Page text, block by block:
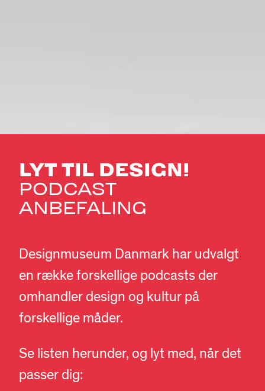
LYT TIL DESIGN!
PODCAST
ANBEFALING
Designmuseum Danmark har udvalgt
en række forskellige podcasts der
omhandler design og kultur på
forskellige måder.
Se listen herunder, og lyt med, når det
passer dig: